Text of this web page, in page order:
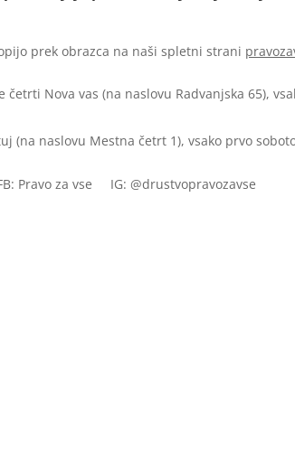
prek obrazca na naši spletni strani
četrti Nova vas (na naslovu Radvanjska 65),
(na naslovu Mestna četrt 1), vsako prvo
Pravo za vse IG: @drustvopravozavse